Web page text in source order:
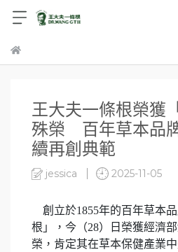
王大夫一條根榮獲
殊榮 百年草本品
續再創典範
jessica 2025-11-05
創立於1855年的百年草本
根」，今（28）日榮獲經濟
榮，肯定其在草本保健產業